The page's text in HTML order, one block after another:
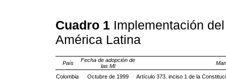
Cuadro 1 Implementación
América Latina
País
Fecha de adopción de
las MI
Colombia Octubre de 1999 Artículo 373, inciso 1 de la